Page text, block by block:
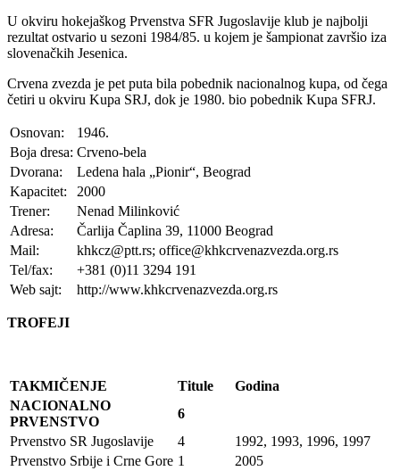
U okviru hokejaškog Prvenstva SFR Jugoslavije klub je najbolji
rezultat ostvario u sezoni 1984/85. u kojem je šampionat završio iza
slovenačkih Jesenica.
Crvena zvezda je pet puta bila pobednik nacionalnog kupa, od čega
četiri u okviru Kupa SRJ, dok je 1980. bio pobednik Kupa SFRJ.
Osnovan:
1946.
Boja dresa: Crveno-bela
Dvorana:
Ledena hala „Pionir“, Beograd
Kapacitet:
2000
Trener:
Nenad Milinković
Adresa:
Čarlija Čaplina 39, 11000 Beograd
Mail:
khkcz@ptt.rs; office@khkcrvenazvezda.org.rs
Tel/fax:
+381 (0)11 3294 191
Web sajt:
http://www.khkcrvenazvezda.org.rs
TROFEJI
TAKMIČENJE Titule
Godina
NACIONALNO
PRVENSTVO
6
Prvenstvo SR Jugoslavije
4
1992, 1993, 1996, 1997
Prvenstvo Srbije i Crne Gore 1
2005